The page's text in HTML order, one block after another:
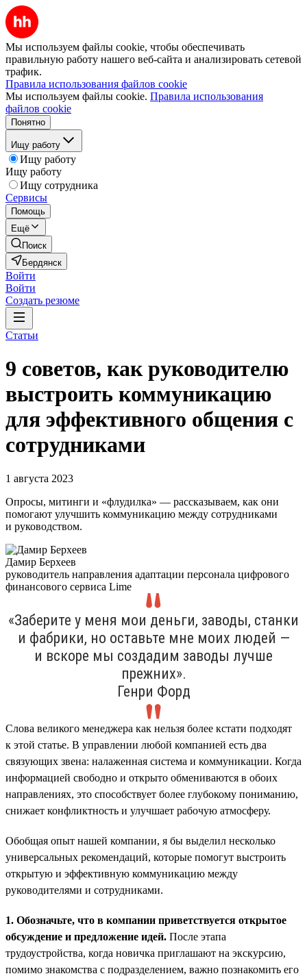
Мы используем файлы cookie, чтобы обеспечивать
правильную работу нашего веб-сайта и анализировать сетевой
трафик.
Правила использования файлов cookie
Мы используем файлы cookie. Правила использования
файлов cookie
Понятно
Ищу работу
Ищу работу
Ищу работу
Ищу сотрудника
Сервисы
Помощь
Ещё
Поиск
Бердянск
Войти
Войти
Создать резюме
Статьи
9 советов, как руководителю
выстроить коммуникацию
для эффективного общения с
сотрудниками
1 августа 2023
Опросы, митинги и «флудилка» — рассказываем, как они
помогают улучшить коммуникацию между сотрудниками
и руководством.
Дамир Берхеев
руководитель направления адаптации персонала цифрового
финансового сервиса Lime
«Заберите у меня мои деньги, заводы, станки
и фабрики, но оставьте мне моих людей —
и вскоре мы создадим заводы лучше
прежних».
Генри Форд
Слова великого менеджера как нельзя более кстати подходят
к этой статье. В управлении любой компанией есть два
связующих звена: налаженная система и коммуникации. Когда
информацией свободно и открыто обмениваются в обоих
направлениях, это способствует более глубокому пониманию,
снижает конфликтность и улучшает рабочую атмосферу.
Обобщая опыт нашей компании, я бы выделил несколько
универсальных рекомендаций, которые помогут выстроить
открытую и эффективную коммуникацию между
руководителями и сотрудниками.
1. Обозначьте, что в компании приветствуется открытое
обсуждение и предложение идей. После этапа
трудоустройства, когда новичка приглашают на экскурсию,
помимо знакомства с подразделением, важно познакомить его